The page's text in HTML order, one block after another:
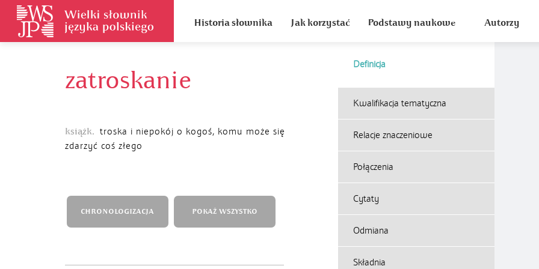
Historia słownika Jak korzystać Podstawy naukowe Autorzy
zatroskanie
Definicja
książk. troska i niepokój o kogoś, komu może się
zdarzyć coś złego
Kwalifikacja tematyczna
Relacje znaczeniowe
Połączenia
Cytaty
Odmiana
Składnia
CHRONOLOGIZACJA POKAŻ WSZYSTKO